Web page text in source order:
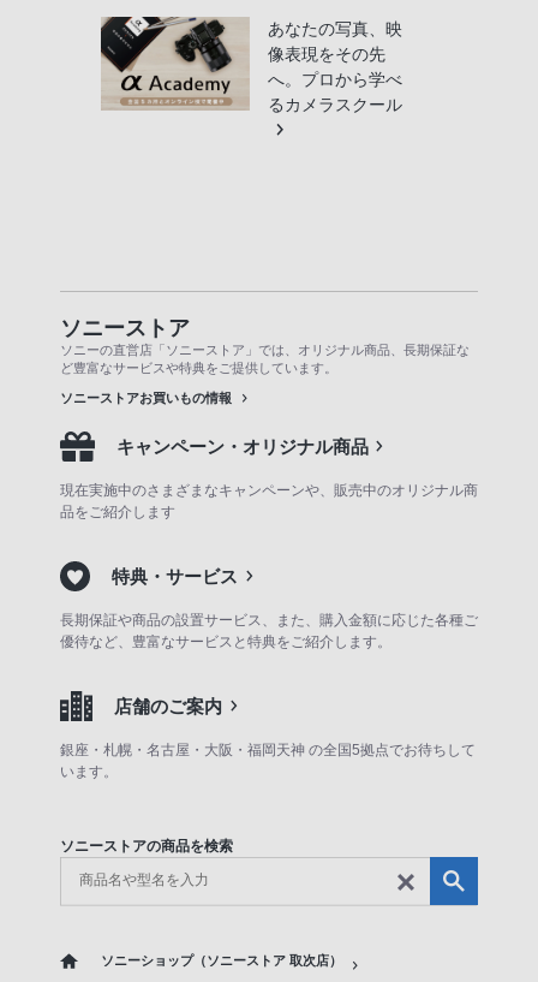
あなたの写真、映
像表現をその先
へ。プロから学べ
るカメラスクール
ソニーストア
ソニーの直営店「ソニーストア」では、オリジナル商品、長期保証な
ど豊富なサービスや特典をご提供しています。
ソニーストアお買いもの情報
キャンペーン・オリジナル商品
現在実施中のさまざまなキャンペーンや、販売中のオリジナル商
品をご紹介します
特典・サービス
長期保証や商品の設置サービス、また、購入金額に応じた各種ご
優待など、豊富なサービスと特典をご紹介します。
店舗のご案内
銀座・札幌・名古屋・大阪・福岡天神 の全国5拠点でお待ちして
います。
ソニーストアの商品を検索
ソニーショップ（ソニーストア 取次店）